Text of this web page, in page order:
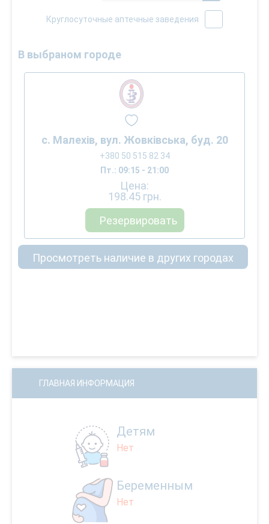
Круглосуточные аптечные заведения
В выбраном городе
с. Малехів, вул. Жовківська, буд. 20
+380 50 515 82 34
Пт.: 09:15 - 21:00
Цена:
198.45 грн.
Резервировать
Просмотреть наличие в других городах
ГЛАВНАЯ ИНФОРМАЦИЯ
Детям
Нет
Беременным
Нет